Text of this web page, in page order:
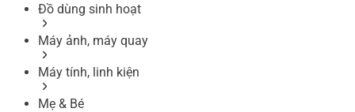
Đồ dùng sinh hoạt
Máy ảnh, máy quay
Máy tính, linh kiện
Mẹ & Bé